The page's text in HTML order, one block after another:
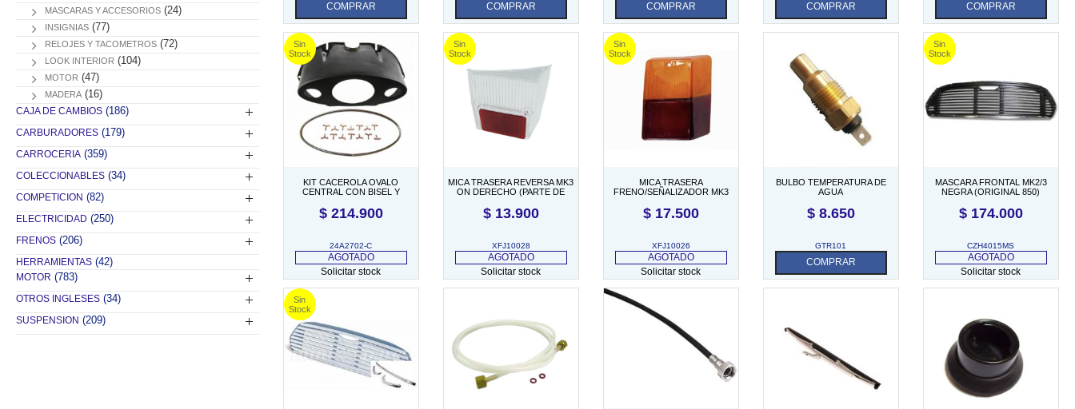
COMPRAR COMPRAR COMPRAR COMPRAR COMPRAR
KIT CACEROLA OVALO
CENTRAL CON BISEL Y
$214.900
24A2702-C
AGOTADO
Solicitar stock
MICA TRASERA REVERSA MK3
ON DERECHO (PARTE DE
$13.900
XFJ10028
AGOTADO
Solicitar stock
MICA TRASERA
FRENO/SEÑALIZADOR MK3
XFB101200)
$17.500
XFJ10026
AGOTADO
Solicitar stock
BULBO TEMPERATURA DE
AGUA
$8.650
GTR101
COMPRAR
MASCARA FRONTAL MK2/3
NEGRA (ORIGINAL 850)
$174.000
CZH4015MS
AGOTADO
Solicitar stock
MASCARAS Y ACCESORIOS (24)
INSIGNIAS (77)
RELOJES Y TACOMETROS (72)
LOOK INTERIOR (104)
MOTOR (47)
MADERA (16)
CAJA DE CAMBIOS (186)
CARBURADORES (179)
CARROCERIA (359)
COLECCIONABLES (34)
COMPETICION (82)
ELECTRICIDAD (250)
FRENOS (206)
HERRAMIENTAS (42)
MOTOR (783)
OTROS INGLESES (34)
SUSPENSION (209)